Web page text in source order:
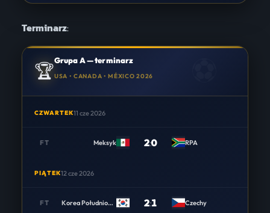
Terminarz:
🏆Grupa A — terminarz
USA • CANADA • MÉXICO 2026
CZWARTEK11 cze 2026
FT Meksyk 2:0 RPA
PIĄTEK12 cze 2026
FT Korea Południowa 2:1 Czechy